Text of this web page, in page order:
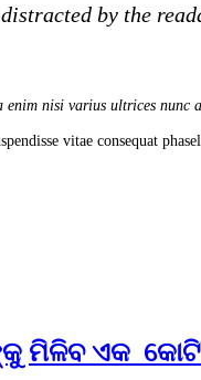
by the
nisi varius ultrices
vitae consequat
ମିଳିବ ଏକ